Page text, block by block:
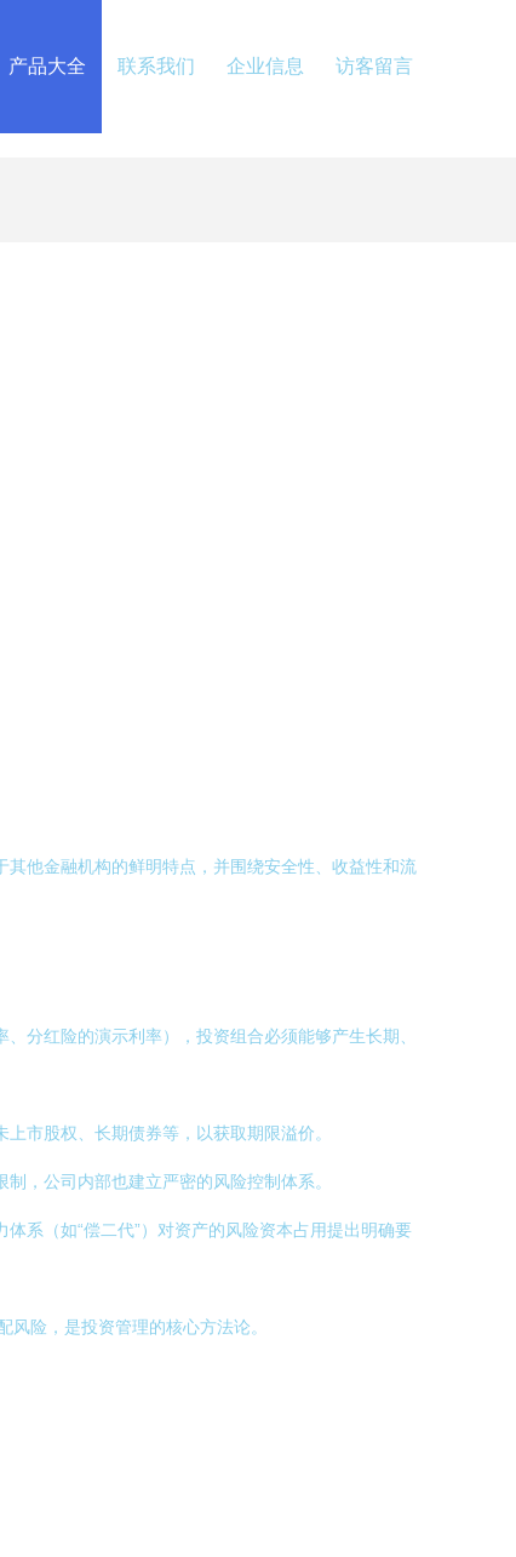
产品大全 联系我们 企业信息 访客留言
他金融机构的鲜明特点，并围绕安全性、收益性和流
分红险的演示利率），投资组合必须能够产生长期、
市股权、长期债券等，以获取期限溢价。
，公司内部也建立严密的风险控制体系。
系（如“偿二代”）对资产的风险资本占用提出明确要
险，是投资管理的核心方法论。